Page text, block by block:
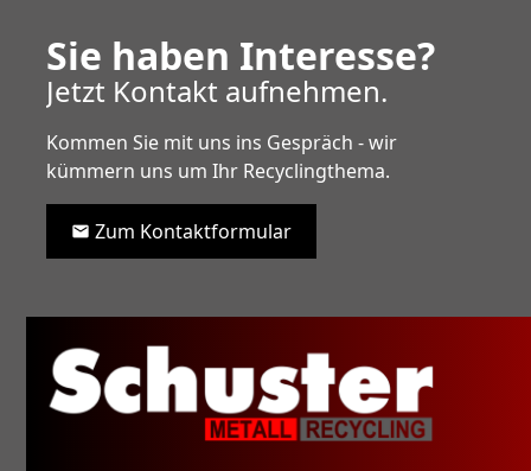
Sie haben Interesse?
Jetzt Kontakt aufnehmen.
Kommen Sie mit uns ins Gespräch - wir
kümmern uns um Ihr Recyclingthema.
mail Zum Kontaktformular